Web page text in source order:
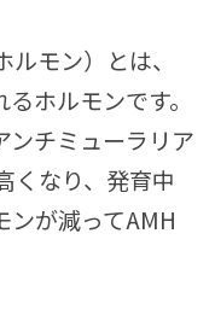
モン）とは、
ホルモンです。
ンチミューラリア
くなり、発育中
ンが減ってAMH